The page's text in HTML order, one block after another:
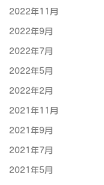
2022年11月
2022年9月
2022年7月
2022年5月
2022年2月
2021年11月
2021年9月
2021年7月
2021年5月